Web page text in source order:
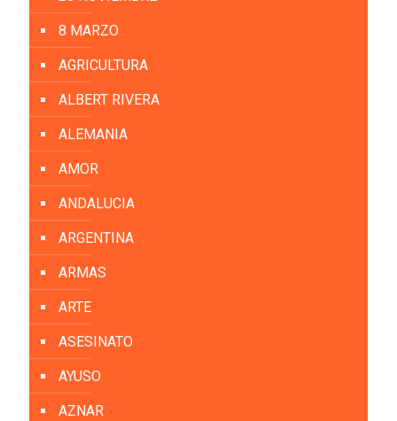
8 MARZO
AGRICULTURA
ALBERT RIVERA
ALEMANIA
AMOR
ANDALUCIA
ARGENTINA
ARMAS
ARTE
ASESINATO
AYUSO
AZNAR